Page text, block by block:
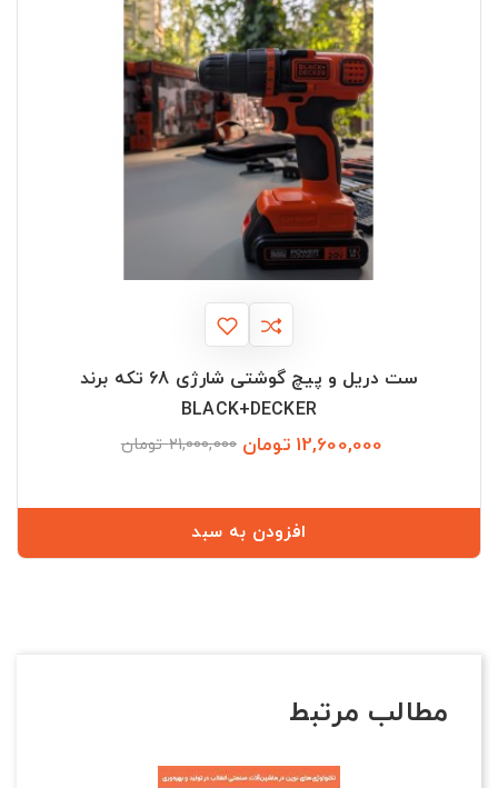
ست دریل و پیچ گوشتی شارژی 68 تکه برند
BLACK+DECKER
12,600,000 تومان 21,000,000 تومان
افزودن به سبد
مطالب مرتبط